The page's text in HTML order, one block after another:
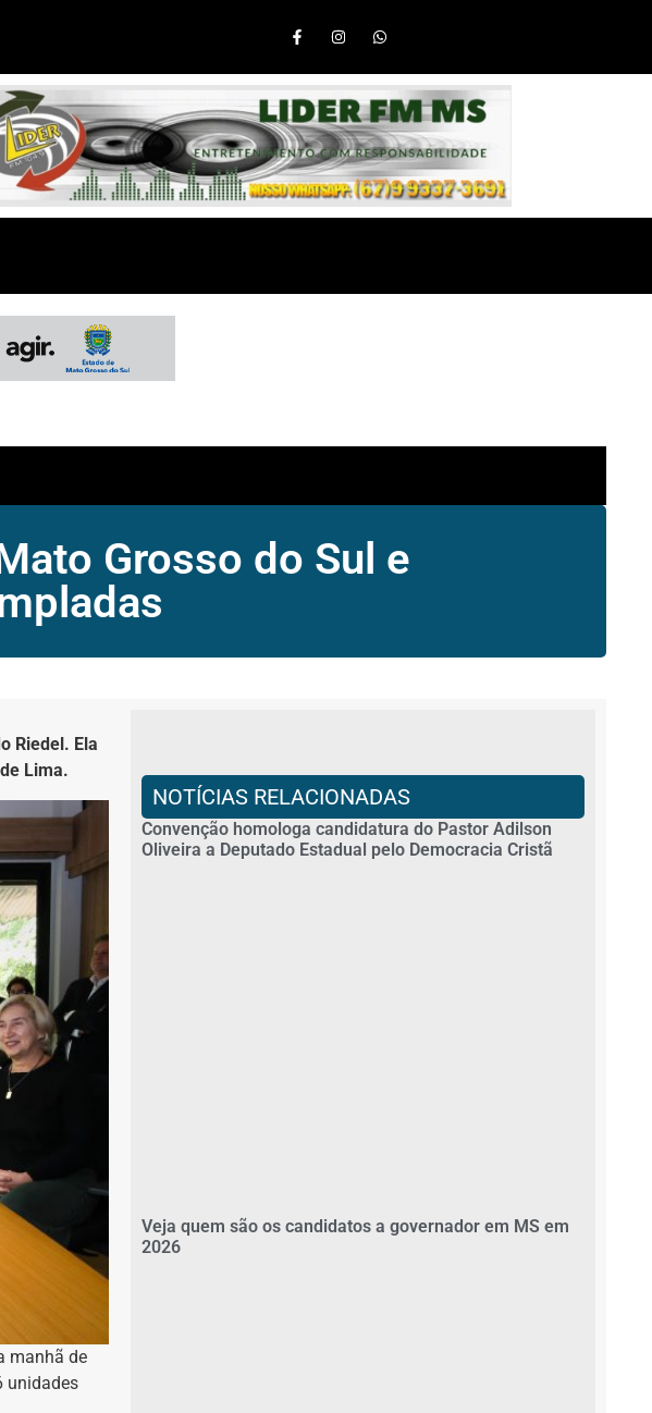
Grosso do Sul e
Riedel. Ela
Lima.
manhã de
unidades
NOTÍCIAS RELACIONADAS
Convenção homologa candidatura do Pastor Adilson
Oliveira a Deputado Estadual pelo Democracia Cristã
Veja quem são os candidatos a governador em MS em
2026